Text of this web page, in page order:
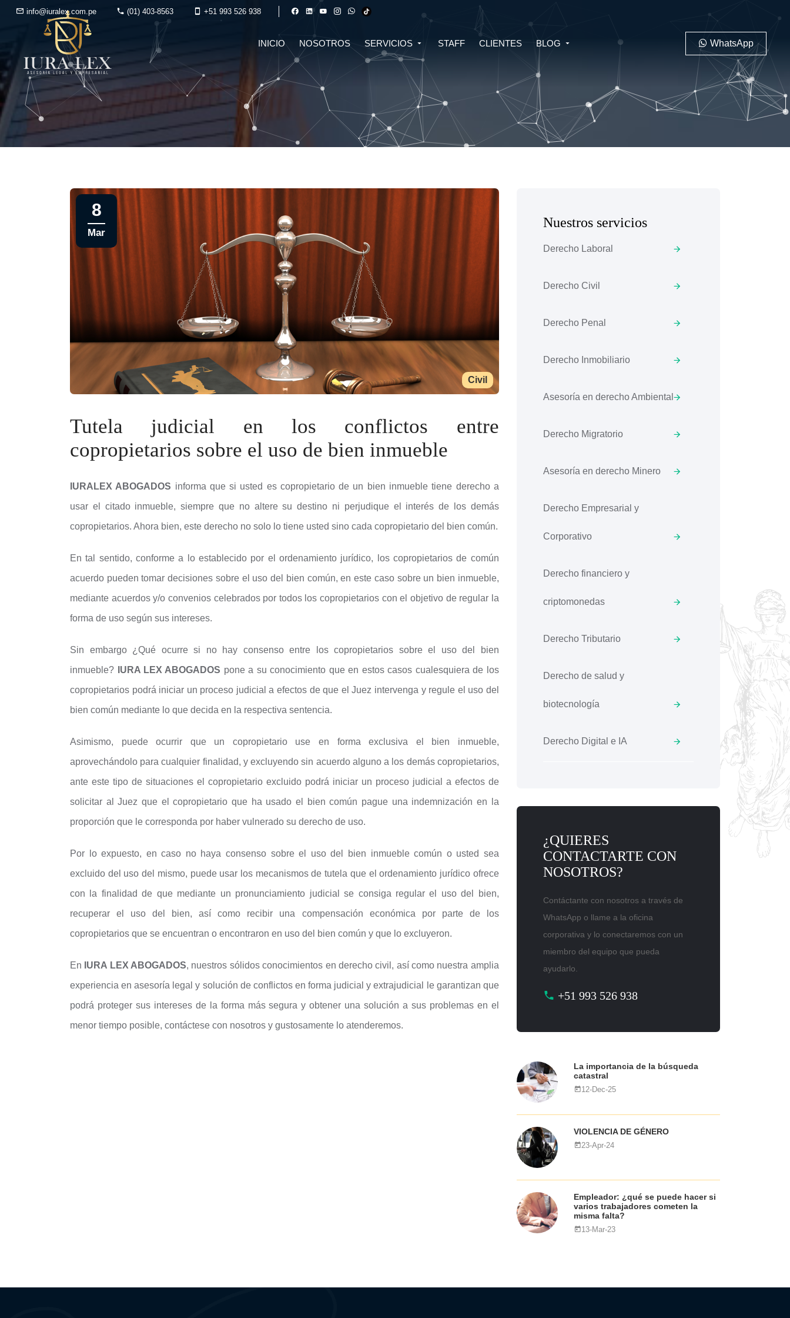
info@iuralex.com.pe (01) 403-8563 +51 993 526 938
INICIO NOSOTROS SERVICIOS
DERECHO FINANCIERO Y
CRIPTOMONEDAS
DERECHO CIVIL
DERECHO DE SALUD Y
BIOTECNOLOGÍA
DERECHO EMPRESARIAL Y
CORPORATIVO
DERECHO DIGITAL E IA
ASESORÍA EN DERECHO AMBIENTAL ASESORÍA EN DERECHO MINERO
STAFF CLIENTES BLOG
PENAL
LABORAL
INMOBILIARIO
WhatsApp
Civil
8
Mar
Tutela judicial en los conflictos entre
copropietarios sobre el uso de bien inmueble
IURALEX ABOGADOS informa que si usted es copropietario de un bien inmueble tiene derecho a
usar el citado inmueble, siempre que no altere su destino ni perjudique el interés de los demás
copropietarios. Ahora bien, este derecho no solo lo tiene usted sino cada copropietario del bien común.
En tal sentido, conforme a lo establecido por el ordenamiento jurídico, los copropietarios de común
acuerdo pueden tomar decisiones sobre el uso del bien común, en este caso sobre un bien inmueble,
mediante acuerdos y/o convenios celebrados por todos los copropietarios con el objetivo de regular la
forma de uso según sus intereses.
Sin embargo ¿Qué ocurre si no hay consenso entre los copropietarios sobre el uso del bien
inmueble?
IURA LEX ABOGADOS pone a su conocimiento que en estos casos cualesquiera de los
copropietarios podrá iniciar un proceso judicial a efectos de que el Juez intervenga y regule el uso del
bien común mediante lo que decida en la respectiva sentencia.
Asimismo, puede ocurrir que un copropietario use en forma exclusiva el bien inmueble,
aprovechándolo para cualquier finalidad, y excluyendo sin acuerdo alguno a los demás copropietarios,
ante este tipo de situaciones el copropietario excluido podrá iniciar un proceso judicial a efectos de
solicitar al Juez que el copropietario que ha usado el bien común pague una indemnización en la
proporción que le corresponda por haber vulnerado su derecho de uso.
Por lo expuesto, en caso no haya consenso sobre el uso del bien inmueble común o usted sea
excluido del uso del mismo, puede usar los mecanismos de tutela que el ordenamiento jurídico ofrece
con la finalidad de que mediante un pronunciamiento judicial se consiga regular el uso del bien,
recuperar el uso del bien, así como recibir una compensación económica por parte de los
copropietarios que se encuentran o encontraron en uso del bien común y que lo excluyeron.
En IURA LEX ABOGADOS, nuestros sólidos conocimientos en derecho civil, así como nuestra amplia
experiencia en asesoría legal y solución de conflictos en forma judicial y extrajudicial le garantizan que
podrá proteger sus intereses de la forma más segura y obtener una solución a sus problemas en el
menor tiempo posible, contáctese con nosotros y gustosamente lo atenderemos.
Nuestros servicios
Derecho Laboral
Derecho Civil
Derecho Penal
Derecho Inmobiliario
Asesoría en derecho Ambiental
Derecho Migratorio
Asesoría en derecho Minero
Derecho Empresarial y
Corporativo
Derecho financiero y
criptomonedas
Derecho Tributario
Derecho de salud y
biotecnología
Derecho Digital e IA
¿QUIERES
CONTACTARTE CON
NOSOTROS?
Contáctante con nosotros a través de
WhatsApp o llame a la oficina
corporativa y lo conectaremos con un
miembro del equipo que pueda
ayudarlo.
+51 993 526 938
La importancia de la búsqueda
catastral
12-Dec-25
VIOLENCIA DE GÉNERO
23-Apr-24
Empleador: ¿qué se puede hacer si
varios trabajadores cometen la
misma falta?
13-Mar-23